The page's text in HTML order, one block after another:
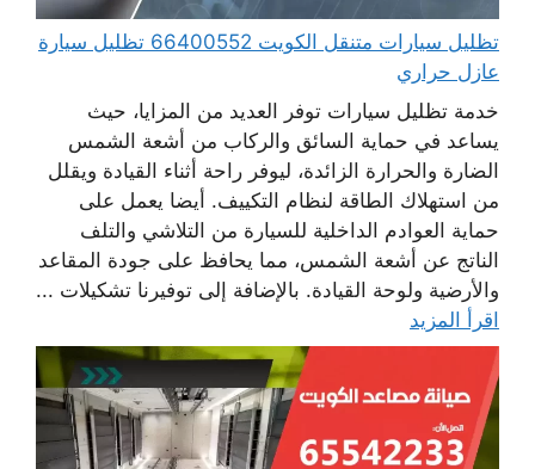
تظليل سيارات متنقل الكويت 66400552 تظليل سيارة
عازل حراري
خدمة تظليل سيارات توفر العديد من المزايا، حيث
يساعد في حماية السائق والركاب من أشعة الشمس
الضارة والحرارة الزائدة، ليوفر راحة أثناء القيادة ويقلل
من استهلاك الطاقة لنظام التكييف. أيضا يعمل على
حماية العوادم الداخلية للسيارة من التلاشي والتلف
الناتج عن أشعة الشمس، مما يحافظ على جودة المقاعد
والأرضية ولوحة القيادة. بالإضافة إلى توفيرنا تشكيلات ...
اقرأ المزيد